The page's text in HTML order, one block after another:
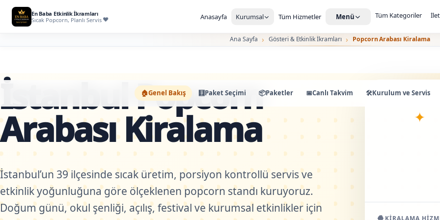
En Baba Etkinlik İkramları
Sıcak Popcorn, Planlı Servis
Anasayfa Kurumsal Tüm Hizmetler Menü Tüm Kategoriler
Ana Sayfa Gösteri & Etkinlik İkramları Popcorn Arabası Kiralama
🏠Genel Bakış 🧮Paket Seçimi 📦Paketler 📅Canlı Takvim 🛠️Kurulum ve Servis
İstanbul Popcorn
Arabası Kiralama
İstanbul’un 39 ilçesinde sıcak üretim, porsiyon kontrollü servis ve
etkinlik yoğunluğuna göre ölçeklenen popcorn standı kuruyoruz.
Doğum günü, okul şenliği, açılış, festival ve kurumsal etkinlikler için
✦
KIRALAMA